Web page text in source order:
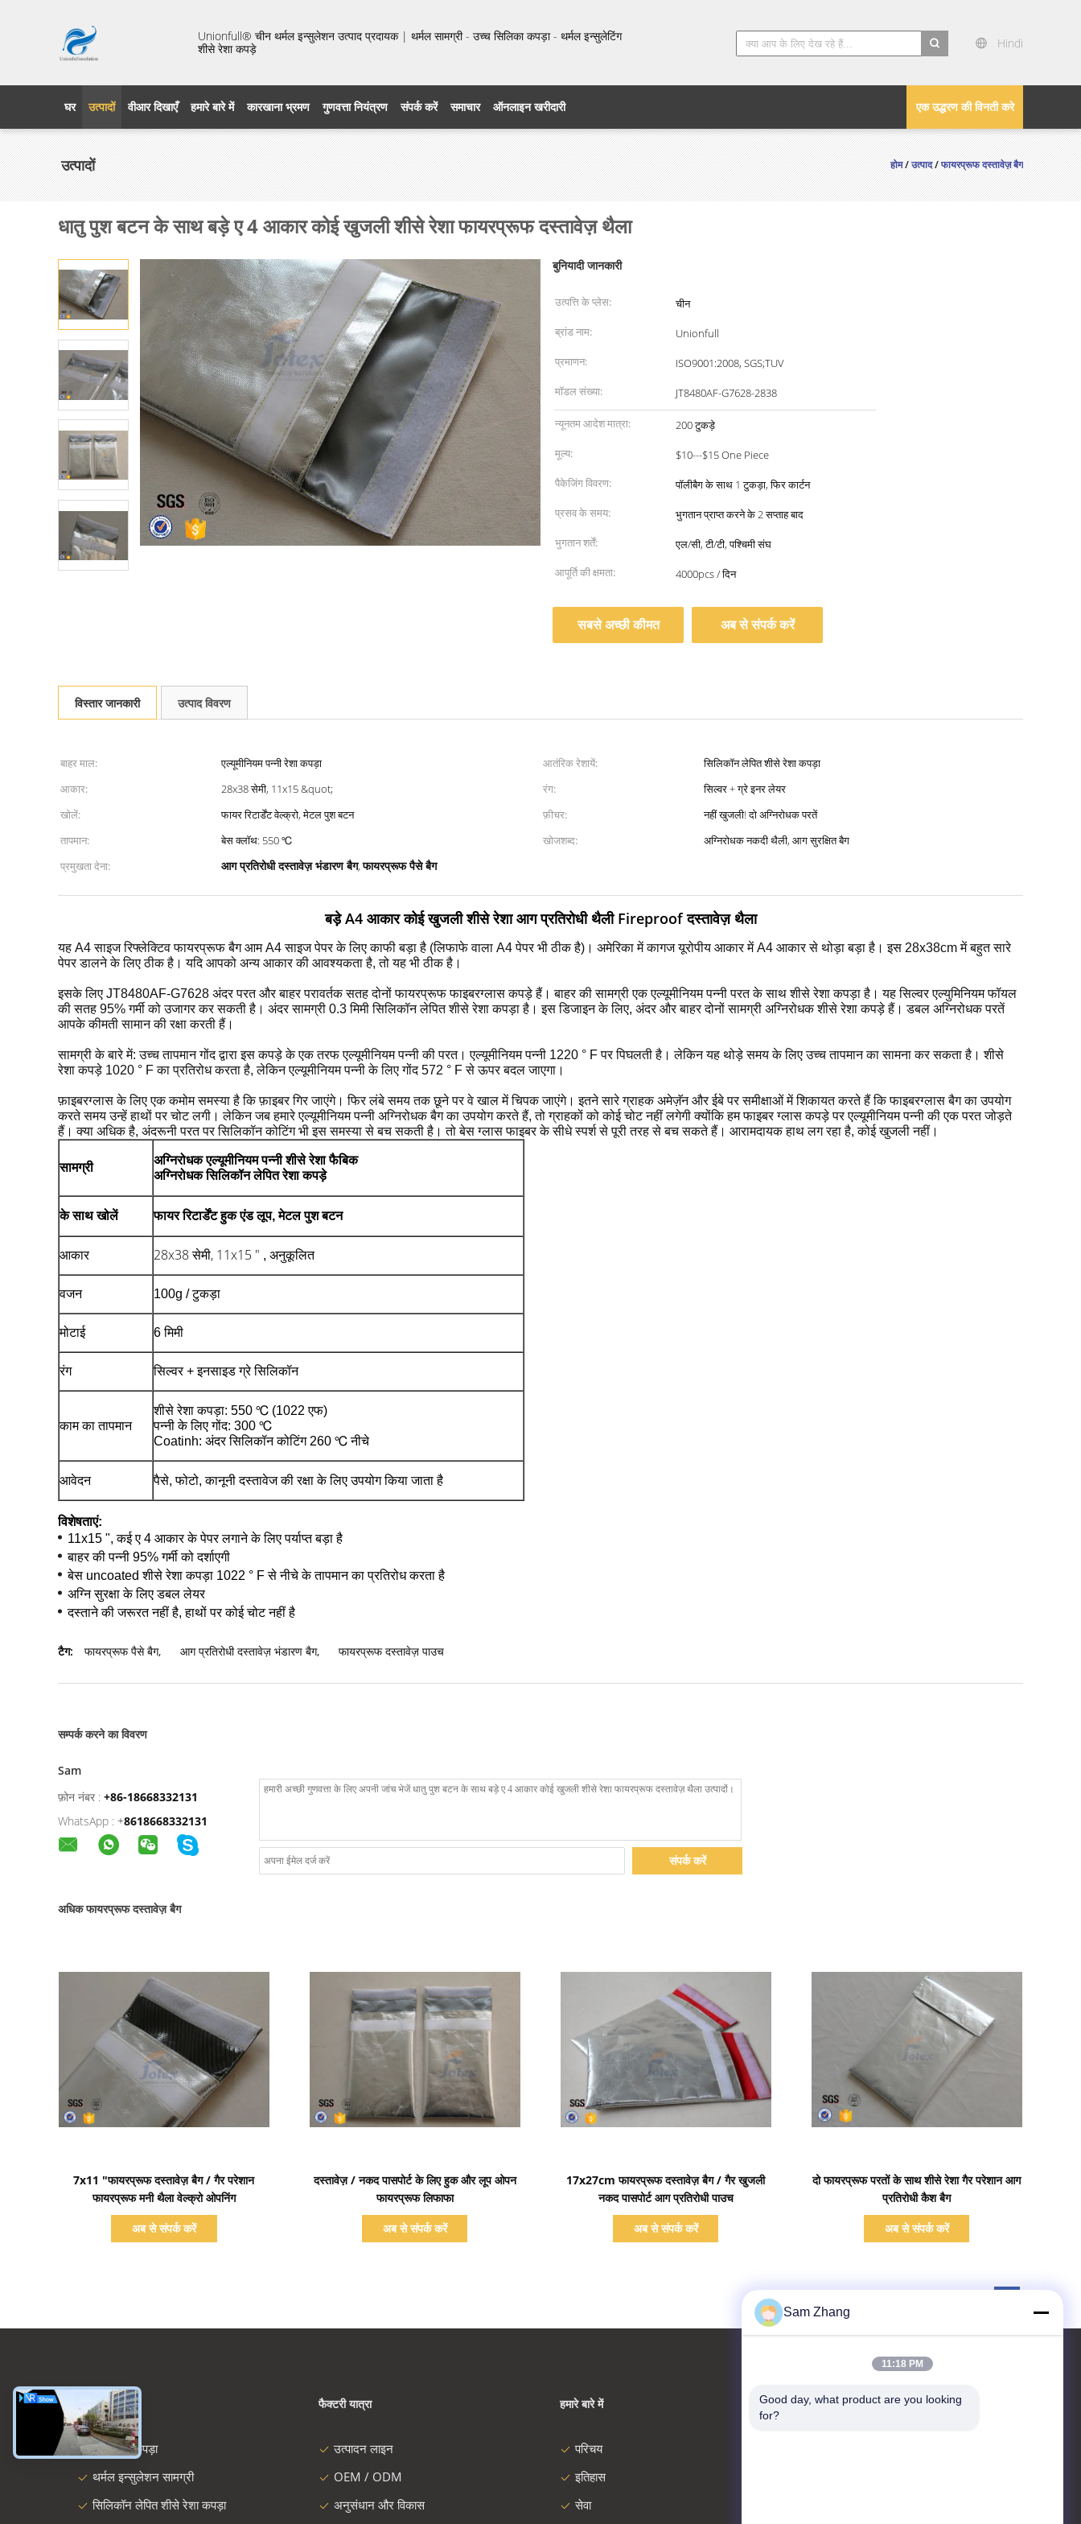
Unionfull® चीन थर्मल इन्सुलेशन उत्पाद प्रदायक | थर्मल सामग्री - उच्च सिलिका कपड़ा - थर्मल इन्सुलेटिंग
शीसे रेशा कपड़े
Hindi
एक उद्धरण की विनती करे
घर उत्पादों वीआर दिखाएँ हमारे बारे में कारखाना भ्रमण गुणवत्ता नियंत्रण संपर्क करें समाचार ऑनलाइन खरीदारी
उत्पादों होम/उत्पाद/फायरप्रूफ दस्तावेज़ बैग
धातु पुश बटन के साथ बड़े ए 4 आकार कोई खुजली शीसे रेशा फायरप्रूफ दस्तावेज़ थैला
बुनियादी जानकारी
उत्पत्ति के प्लेस:
चीन
ब्रांड नाम:
Unionfull
प्रमाणन:
ISO9001:2008, SGS;TUV
मॉडल संख्या:
JT8480AF-G7628-2838
न्यूनतम आदेश मात्रा:
200 टुकड़े
मूल्य:
$10---$15 One Piece
पैकेजिंग विवरण:
पॉलीबैग के साथ 1 टुकड़ा, फिर कार्टन
प्रसव के समय:
भुगतान प्राप्त करने के 2 सप्ताह बाद
भुगतान शर्तें:
एल/सी, टी/टी, पश्चिमी संघ
आपूर्ति की क्षमता:
4000pcs / दिन
सबसे अच्छी कीमत अब से संपर्क करें
विस्तार जानकारी उत्पाद विवरण
बाहर माल: एल्यूमीनियम पन्नी रेशा कपड़ा आतंरिक रेशायें:
सिलिकॉन लेपित शीसे रेशा कपड़ा
आकार:
28x38 सेमी, 11x15 &quot; रंग:
सिल्वर + ग्रे इनर लेयर
खोलें:
फायर रिटार्डेंट वेल्क्रो, मेटल पुश बटन फ़ीचर:
नहीं खुजली! दो अग्निरोधक परतें
तापमान:
बेस क्लॉथ: 550 ℃ खोजशब्द:
अग्निरोधक नकदी थैली, आग सुरक्षित बैग
प्रमुखता देना:
आग प्रतिरोधी दस्तावेज़ भंडारण बैग,फायरप्रूफ पैसे बैग
बड़े A4 आकार कोई खुजली शीसे रेशा आग प्रतिरोधी थैली Fireproof दस्तावेज़ थैला
यह A4 साइज रिफ्लेक्टिव फायरप्रूफ बैग आम A4 साइज पेपर के लिए काफी बड़ा है (लिफाफे वाला A4 पेपर भी ठीक है)। अमेरिका में कागज यूरोपीय आकार में A4 आकार से थोड़ा बड़ा है। इस 28x38cm में बहुत सारे
पेपर डालने के लिए ठीक है। यदि आपको अन्य आकार की आवश्यकता है, तो यह भी ठीक है।
इसके लिए JT8480AF-G7628 अंदर परत और बाहर परावर्तक सतह दोनों फायरप्रूफ फाइबरग्लास कपड़े हैं। बाहर की सामग्री एक एल्यूमीनियम पन्नी परत के साथ शीसे रेशा कपड़ा है। यह सिल्वर एल्युमिनियम फॉयल
की सतह 95% गर्मी को उजागर कर सकती है। अंदर सामग्री 0.3 मिमी सिलिकॉन लेपित शीसे रेशा कपड़ा है। इस डिजाइन के लिए, अंदर और बाहर दोनों सामग्री अग्निरोधक शीसे रेशा कपड़े हैं। डबल अग्निरोधक परतें
आपके कीमती सामान की रक्षा करती हैं।
सामग्री के बारे में: उच्च तापमान गोंद द्वारा इस कपड़े के एक तरफ एल्यूमीनियम पन्नी की परत। एल्यूमीनियम पन्नी 1220 ° F पर पिघलती है। लेकिन यह थोड़े समय के लिए उच्च तापमान का सामना कर सकता है। शीसे
रेशा कपड़े 1020 ° F का प्रतिरोध करता है, लेकिन एल्यूमीनियम पन्नी के लिए गोंद 572 ° F से ऊपर बदल जाएगा।
फ़ाइबरग्लास के लिए एक कमोम समस्या है कि फ़ाइबर गिर जाएंगे। फिर लंबे समय तक छूने पर वे खाल में चिपक जाएंगे। इतने सारे ग्राहक अमेज़ॅन और ईबे पर समीक्षाओं में शिकायत करते हैं कि फाइबरग्लास बैग का उपयोग
करते समय उन्हें हाथों पर चोट लगी। लेकिन जब हमारे एल्यूमीनियम पन्नी अग्निरोधक बैग का उपयोग करते हैं, तो ग्राहकों को कोई चोट नहीं लगेगी क्योंकि हम फाइबर ग्लास कपड़े पर एल्यूमीनियम पन्नी की एक परत जोड़ते
हैं। क्या अधिक है, अंदरूनी परत पर सिलिकॉन कोटिंग भी इस समस्या से बच सकती है। तो बेस ग्लास फाइबर के सीधे स्पर्श से पूरी तरह से बच सकते हैं। आरामदायक हाथ लग रहा है, कोई खुजली नहीं।
सामग्री
अग्निरोधक एल्यूमीनियम पन्नी शीसे रेशा फैबिक
अग्निरोधक सिलिकॉन लेपित रेशा कपड़े
के साथ खोलें फायर रिटार्डेंट हुक एंड लूप, मेटल पुश बटन
आकार 28x38 सेमी, 11x15 " , अनुकूलित
वजन 100g / टुकड़ा
मोटाई 6 मिमी
रंग सिल्वर + इनसाइड ग्रे सिलिकॉन
काम का तापमान
शीसे रेशा कपड़ा: 550 ℃ (1022 एफ)
पन्नी के लिए गोंद: 300 ℃
Coatinh: अंदर सिलिकॉन कोटिंग 260 ℃ नीचे
आवेदन पैसे, फोटो, कानूनी दस्तावेज की रक्षा के लिए उपयोग किया जाता है
विशेषताएं:
11x15 ", कई ए 4 आकार के पेपर लगाने के लिए पर्याप्त बड़ा है
बाहर की पन्नी 95% गर्मी को दर्शाएगी
बेस uncoated शीसे रेशा कपड़ा 1022 ° F से नीचे के तापमान का प्रतिरोध करता है
अग्नि सुरक्षा के लिए डबल लेयर
दस्ताने की जरूरत नहीं है, हाथों पर कोई चोट नहीं है
टैग: फायरप्रूफ पैसे बैग, आग प्रतिरोधी दस्तावेज़ भंडारण बैग, फायरप्रूफ दस्तावेज़ पाउच
सम्पर्क करने का विवरण
Sam
फ़ोन नंबर : +86-18668332131
WhatsApp : +8618668332131
संपर्क करें
अधिक फायरप्रूफ दस्तावेज़ बैग
प्रदर्शन का विवरण
7x11 "फायरप्रूफ दस्तावेज़ बैग / गैर परेशान
फायरप्रूफ मनी थैला वेल्क्रो ओपनिंग
अब से संपर्क करें
प्रदर्शन का विवरण
दस्तावेज़ / नकद पासपोर्ट के लिए हुक और लूप ओपन
फायरप्रूफ लिफाफा
अब से संपर्क करें
प्रदर्शन का विवरण
17x27cm फायरप्रूफ दस्तावेज़ बैग / गैर खुजली
नकद पासपोर्ट आग प्रतिरोधी पाउच
अब से संपर्क करें
प्रदर्शन का विवरण
दो फायरप्रूफ परतों के साथ शीसे रेशा गैर परेशान आग
प्रतिरोधी कैश बैग
अब से संपर्क करें
श्रेणियाँ
शीसे रेशा कपड़ा
थर्मल इन्सुलेशन सामग्री
सिलिकॉन लेपित शीसे रेशा कपड़ा
फैक्टरी यात्रा
उत्पादन लाइन
OEM / ODM
अनुसंधान और विकास
हमारे बारे में
परिचय
इतिहास
सेवा
हमसे संपर्क करें
Sam Zhang
11:18 PM
Good day, what product are you looking
for?